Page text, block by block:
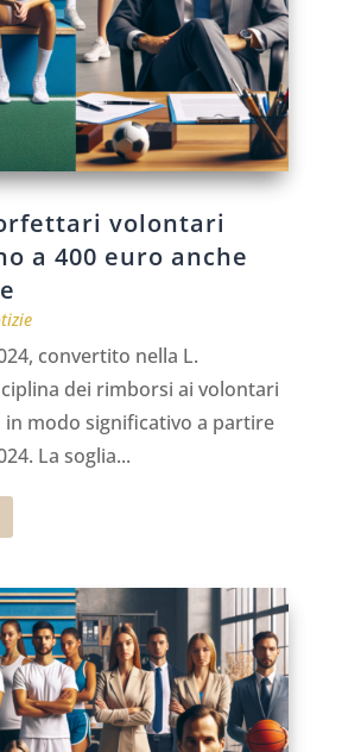
volontari
a 400 euro anche
convertito nella L.
dei rimborsi ai volontari
modo significativo a partire
La soglia...